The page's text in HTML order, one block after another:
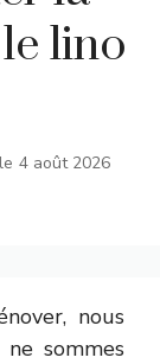
lino
4 août 2026
nous
sommes